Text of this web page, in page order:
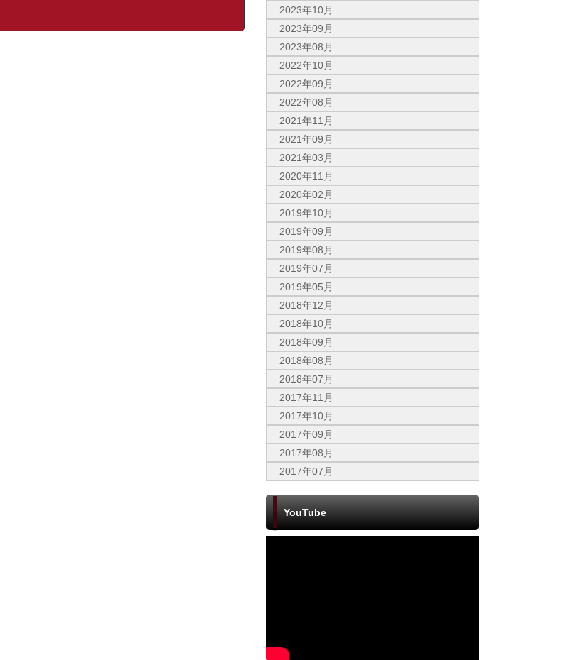
2023年10月
2023年09月
2023年08月
2022年10月
2022年09月
2022年08月
2021年11月
2021年09月
2021年03月
2020年11月
2020年02月
2019年10月
2019年09月
2019年08月
2019年07月
2019年05月
2018年12月
2018年10月
2018年09月
2018年08月
2018年07月
2017年11月
2017年10月
2017年09月
2017年08月
2017年07月
YouTube